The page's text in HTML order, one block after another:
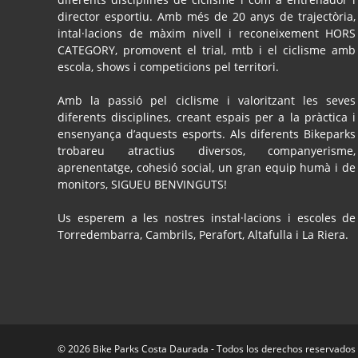
director esportiu. Amb més de 20 anys de trajectòria,
intal·lacions de màxim nivell i reconeixement HORS
CATEGORY, promovent el trial, mtb i el ciclisme amb
escola, shows i competicions pel territori.
Amb la passió pel ciclisme i valoritzant les seves
diferents disciplines, creant espais per a la pràctica i
ensenyança d’aquests esports. Als diferents Bikeparks
trobareu atractius diversos, companyerisme,
aprenentatge, cohesió social, un gran equip humà i de
monitors, SIGUEU BENVINGUTS!
Us esperem a les nostres instal·lacions i escoles de
Torredembarra, Cambrils, Perafort, Altafulla i La Riera.
© 2026 Bike Parks Costa Daurada - Todos los derechos reservados